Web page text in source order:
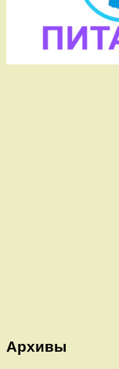
Архивы